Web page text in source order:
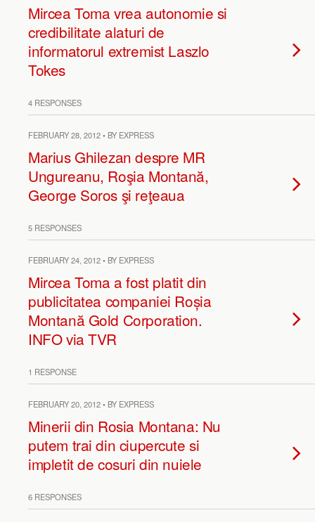
Mircea Toma vrea autonomie si
credibilitate alaturi de
informatorul extremist Laszlo
Tokes
4 RESPONSES
FEBRUARY 28, 2012 • BY EXPRESS
Marius Ghilezan despre MR
Ungureanu, Roşia Montană,
George Soros şi reţeaua
5 RESPONSES
FEBRUARY 24, 2012 • BY EXPRESS
Mircea Toma a fost platit din
publicitatea companiei Roșia
Montană Gold Corporation.
INFO via TVR
1 RESPONSE
FEBRUARY 20, 2012 • BY EXPRESS
Minerii din Rosia Montana: Nu
putem trai din ciupercute si
impletit de cosuri din nuiele
6 RESPONSES